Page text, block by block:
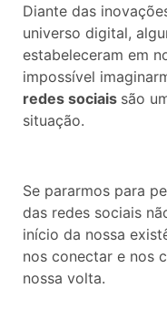
Diante das
universo digital,
estabeleceram em
impossível
redes sociais são
situação.
Se pararmos para
das redes sociais
início da nossa
nos conectar e nos
nossa volta.